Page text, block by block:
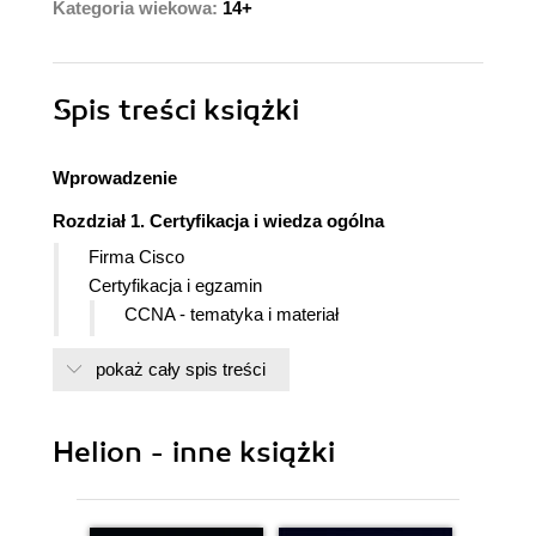
Kategoria wiekowa: 14+
Spis treści książki
Wprowadzenie
Rozdział 1. Certyfikacja i wiedza ogólna
Firma Cisco
Certyfikacja i egzamin
CCNA - tematyka i materiał
Sprzęt do nauki
Rozdział 2. Wstęp do sieci komputerowych
Podstawy sieci komputerowych
Przesyłanie danych w sieci
Pojęcie protokołu sieciowego
pokaż cały spis treści
Helion - inne książki